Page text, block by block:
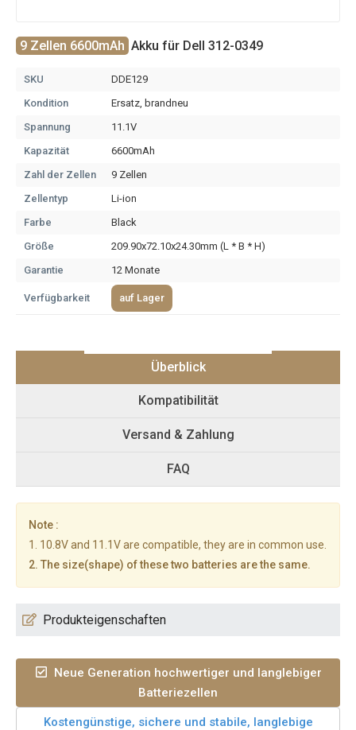
9 Zellen 6600mAh Akku für Dell 312-0349
SKU
DDE129
Kondition
Ersatz, brandneu
Spannung
11.1V
Kapazität
6600mAh
Zahl der Zellen
9 Zellen
Zellentyp
Li-ion
Farbe
Black
Größe
209.90x72.10x24.30mm (L * B * H)
Garantie
12 Monate
Verfügbarkeit auf Lager
Überblick
Kompatibilität
Versand & Zahlung
FAQ
Note :
1. 10.8V and 11.1V are compatible, they are in common use.
2. The size(shape) of these two batteries are the same.
Produkteigenschaften
Neue Generation hochwertiger und langlebiger
Batteriezellen
Kostengünstige, sichere und stabile, langlebige